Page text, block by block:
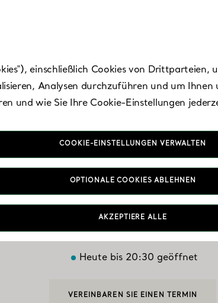
-
Gràcia
Heute bis 20:30 geöffnet
VEREINBAREN SIE EINEN TERMIN
einschließlich Cookies von
Analysen durchzuführen und um
und wie Sie Ihre Cookie-Einstellungen
COOKIE-EINSTELLUNGEN VERWALTEN
OPTIONALE COOKIES ABLEHNEN
AKZEPTIERE ALLE